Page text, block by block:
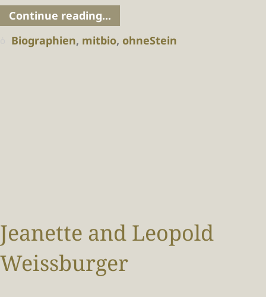
Continue reading...
Biographien, mitbio, ohneStein
Jeanette and Leopold
Weissburger